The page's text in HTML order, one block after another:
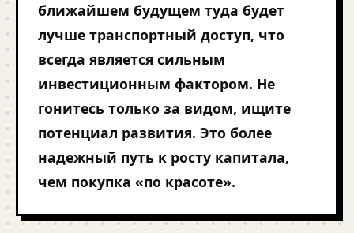
ближайшем будущем туда будет
лучше транспортный доступ, что
всегда является сильным
инвестиционным фактором. Не
гонитесь только за видом, ищите
потенциал развития. Это более
надежный путь к росту капитала,
чем покупка «по красоте».